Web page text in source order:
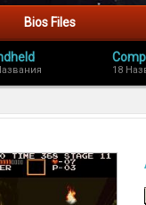
Bios Files
18